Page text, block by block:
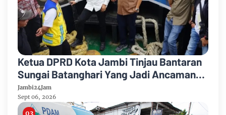
Ketua DPRD Kota Jambi Tinjau Bantaran
Sungai Batanghari Yang Jadi Ancaman
Abrasi
Jambi24Jam
Sept 06, 2026